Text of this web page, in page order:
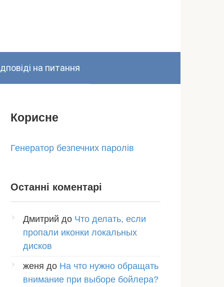
на питання
Корисне
Генератор безпечних паролів
Останні коментарі
Дмитрий до Что делать, если
пропали иконки локальных
дисков
женя до На что нужно обращать
внимание при выборе бойлера?